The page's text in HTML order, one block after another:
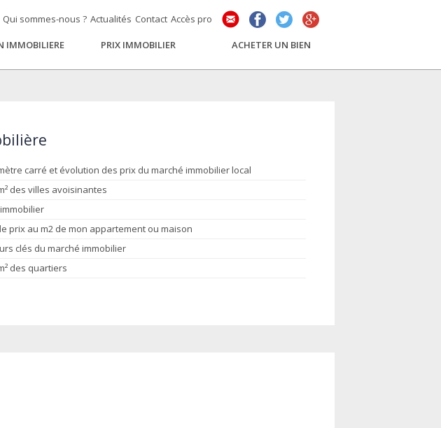
Qui sommes-nous ? Actualités Contact Accès pro
IMMOBILIERE PRIX IMMOBILIER ACHETER UN BIEN
carré et évolution des prix du marché immobilier local
des villes avoisinantes
prix au m2 de mon appartement ou maison
clés du marché immobilier
des quartiers